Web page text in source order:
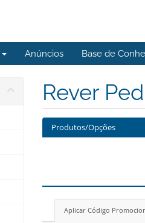
Anúncios Base de
Rever
Produtos/Opções
Aplicar Código